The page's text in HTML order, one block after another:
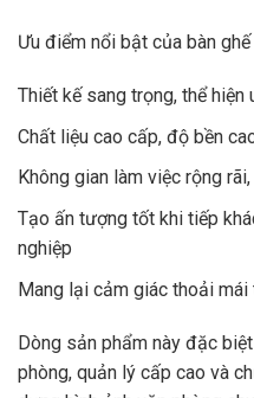
Ưu điểm nổi bật của bàn
Thiết kế sang trọng, thể hiện
Chất liệu cao cấp, độ bền
Không gian làm việc rộng
Tạo ấn tượng tốt khi tiếp
nghiệp
Mang lại cảm giác thoải
Dòng sản phẩm này đặc
phòng, quản lý cấp cao và